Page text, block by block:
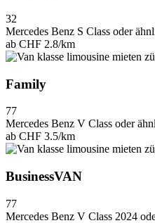
32
Mercedes Benz S Class oder
ab CHF 2.8/km
Family
77
Mercedes Benz V Class oder
ab CHF 3.5/km
BusinessVAN
77
Mercedes Benz V Class 2024